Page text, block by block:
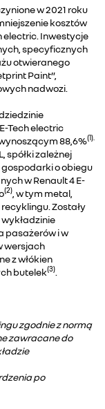
w 2021 roku
kosztów
electric. Inwestycje
specyficznych
otwieranego
Paint”,
nadwozi.
Tech electric
88,6%(1).
spółki zależnej
o obiegu
w Renault 4 E-
(2) , w tym metal,
Zostały
pasażerów i w
wersjach
z włókien
butelek(3)
zgodnie z normą
zawracane do
po